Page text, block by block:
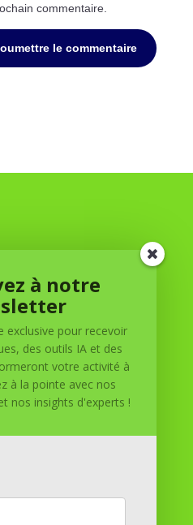
commentaire.
le commentaire
partenaire de confiance
depuis le confort de votre
personnalisées pour
à notre
exclusive pour recevoir
des outils IA et des
votre activité à
à la pointe avec nos
nos insights d'experts !